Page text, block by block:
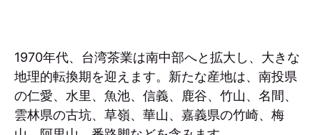
1970年代、台湾茶業は南中部へと拡大し、大きな
地理的転換期を迎えます。新たな産地は、南投県
の仁愛、水里、魚池、信義、鹿谷、竹山、名間、
雲林県の古坑、草嶺、華山、嘉義県の竹崎、梅